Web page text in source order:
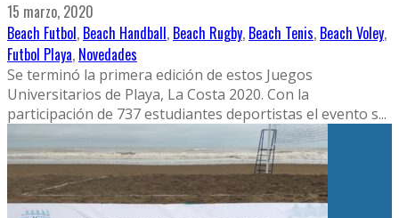
15 marzo, 2020
Beach Futbol, Beach Handball, Beach Rugby, Beach Tenis, Beach Voley,
Futbol Playa, Novedades
Se terminó la primera edición de estos Juegos
Universitarios de Playa, La Costa 2020. Con la
participación de 737 estudiantes deportistas el evento s...